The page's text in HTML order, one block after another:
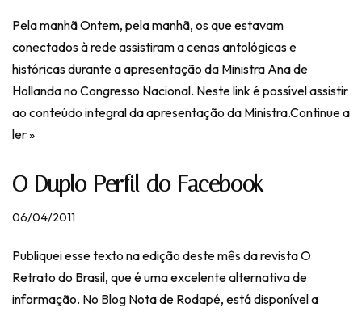
Pela manhã Ontem, pela manhã, os que estavam
conectados à rede assistiram a cenas antológicas e
históricas durante a apresentação da Ministra Ana de
Hollanda no Congresso Nacional. Neste link é possível assistir
ao conteúdo integral da apresentação da Ministra.Continue a
ler »
O Duplo Perfil do Facebook
06/04/2011
Publiquei esse texto na edição deste mês da revista O
Retrato do Brasil, que é uma excelente alternativa de
informação. No Blog Nota de Rodapé, está disponível a